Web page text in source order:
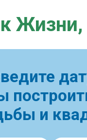
Жизни,
и